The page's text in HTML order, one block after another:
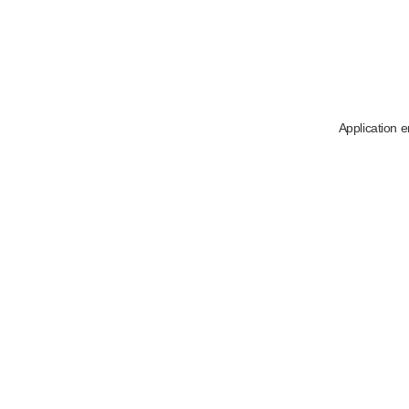
Application